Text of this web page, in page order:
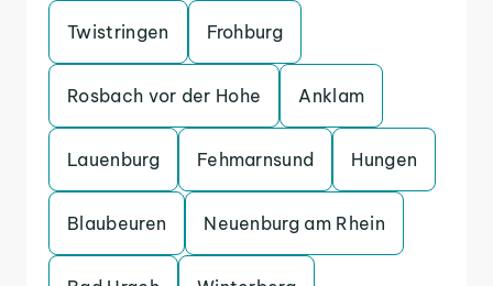
Twistringen Frohburg
Rosbach vor der Hohe Anklam
Lauenburg Fehmarnsund Hungen
Blaubeuren Neuenburg am Rhein